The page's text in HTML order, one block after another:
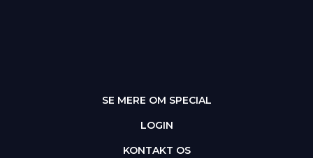
SE MERE OM SPECIAL
LOGIN
KONTAKT OS